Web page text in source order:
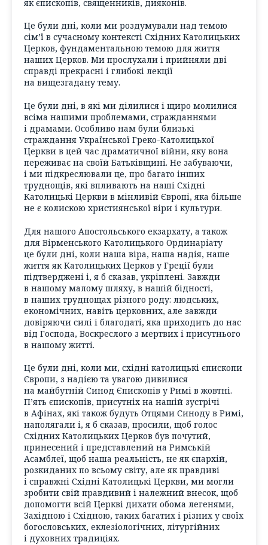
як єпископів, священників, дияконів.
Це були дні, коли ми роздумували над темою
сім’ї в сучасному контексті Східних Католицьких
Церков, фундаментальною темою для життя
наших Церков. Ми прослухали і прийняли дві
справді прекрасні і глибокі лекції
на вищезгадану тему.
Це були дні, в які ми ділилися і щиро молилися
всіма нашими проблемами, стражданнями
і драмами. Особливо нам були близькі
страждання Української Греко-Католицької
Церкви в цей час драматичної війни, яку вона
переживає на своїй Батьківщині. Не забуваючи,
і ми підкреслювали це, про багато інших
труднощів, які впливають на наші Східні
Католицькі Церкви в мінливій Європі, яка більше
не є колискою християнської віри і культури.
Для нашого Апостольського екзархату, а також
для Вірменського Католицького Ординаріату
це були дні, коли наша віра, наша надія, наше
життя як Католицьких Церков у Греції були
підтверджені і, я б сказав, укріплені. Завжди
в нашому малому шляху, в нашій бідності,
в наших труднощах різного роду: людських,
економічних, навіть церковних, але завжди
довіряючи силі і благодаті, яка приходить до нас
від Господа, Воскреслого з мертвих і присутнього
в нашому житті.
Це були дні, коли ми, східні католицькі єпископи
Європи, з надією та увагою дивилися
на майбутній Синод Єпископів у Римі в жовтні.
П’ять єпископів, присутніх на нашій зустрічі
в Афінах, які також будуть Отцями Синоду в Римі,
наполягали і, я б сказав, просили, щоб голос
Східних Католицьких Церков був почутий,
принесений і представлений на Римській
Асамблеї, щоб наша реальність, не як єпархій,
розкиданих по всьому світу, але як правдиві
і справжні Східні Католицькі Церкви, ми могли
зробити свій правдивий і належний внесок, щоб
допомогти всій Церкві дихати обома легенями,
Західною і Східною, таких багатих і різних у своїх
богословських, еклезіологічних, літургійних
і духовних традиціях.